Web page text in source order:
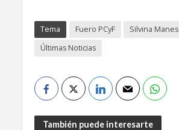
Tema Fuero PCyF Silvina Manes
Últimas Noticias
También puede interesarte